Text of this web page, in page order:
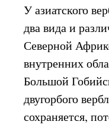
У азиатского
два вида и
Северной
внутренних
Большой
двугорбого
сохраняется,